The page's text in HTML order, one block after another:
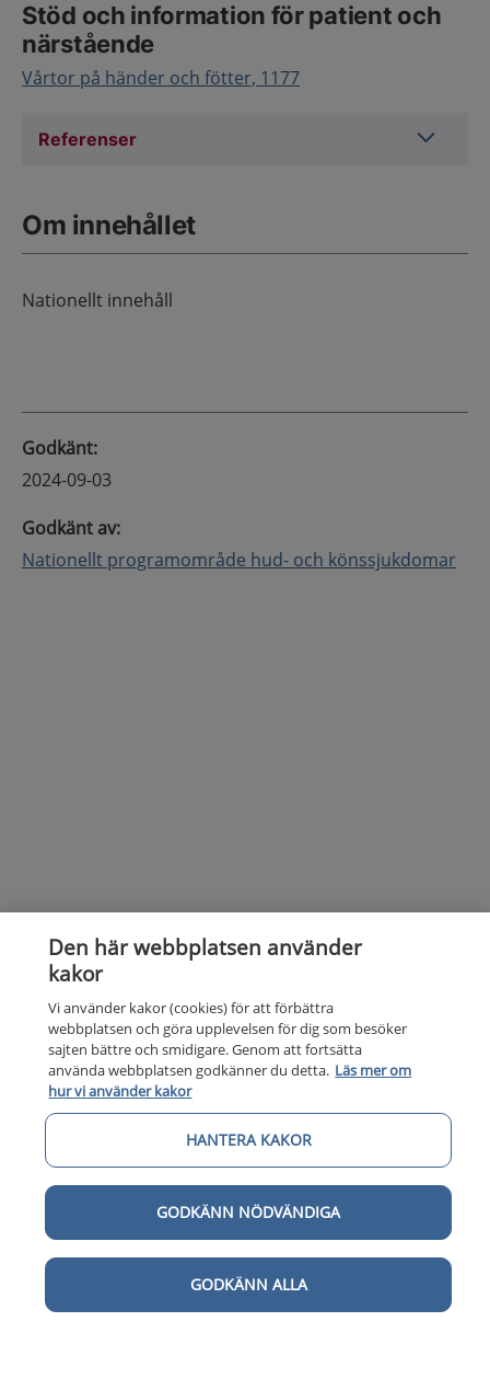
Stöd och information för patient och
närstående
Vårtor på händer och fötter, 1177
Referenser
Om innehållet
Nationellt innehåll
Godkänt:
2024-09-03
Godkänt av:
Nationellt programområde hud- och könssjukdomar
Kunskapsstöd
Om 1177 för vårdpersonal
Digital tillgänglighet
Till startsidan för 1177 för
Den här webbplatsen använder
kakor
Vi använder kakor (cookies) för att förbättra
webbplatsen och göra upplevelsen för dig som besöker
sajten bättre och smidigare. Genom att fortsätta
använda webbplatsen godkänner du detta. Läs mer om
hur vi använder kakor
HANTERA KAKOR
GODKÄNN NÖDVÄNDIGA
GODKÄNN ALLA